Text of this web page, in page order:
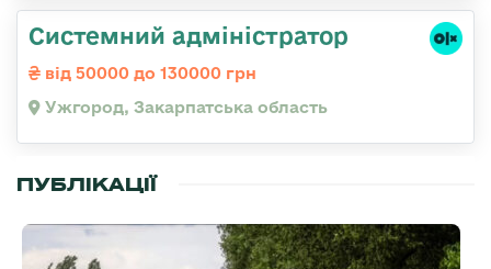
Системний адміністратор
від 50000 до 130000 грн
Ужгород, Закарпатська область
ПУБЛІКАЦІЇ